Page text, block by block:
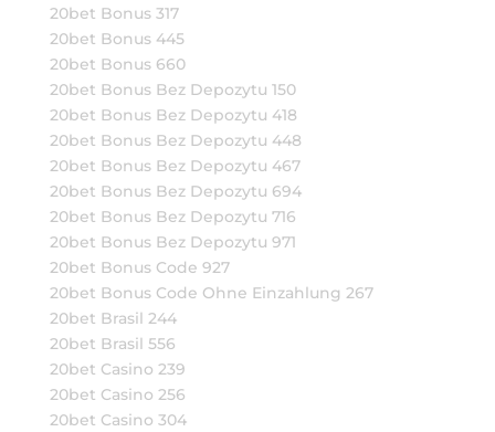
20bet Bonus 317
20bet Bonus 445
20bet Bonus 660
20bet Bonus Bez Depozytu 150
20bet Bonus Bez Depozytu 418
20bet Bonus Bez Depozytu 448
20bet Bonus Bez Depozytu 467
20bet Bonus Bez Depozytu 694
20bet Bonus Bez Depozytu 716
20bet Bonus Bez Depozytu 971
20bet Bonus Code 927
20bet Bonus Code Ohne Einzahlung 267
20bet Brasil 244
20bet Brasil 556
20bet Casino 239
20bet Casino 256
20bet Casino 304